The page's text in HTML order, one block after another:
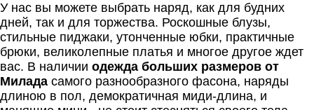
У нас вы можете выбрать наряд, как для будних
дней, так и для торжества. Роскошные блузы,
стильные пиджаки, утонченные юбки, практичные
брюки, великолепные платья и многое другое ждет
вас. В наличии одежда больших размеров от
Милада самого разнообразного фасона, наряды
длиною в пол, демократичная миди-длина, и